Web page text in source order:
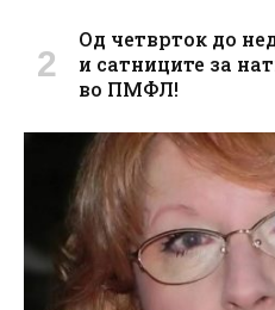
Од четврток до
и сатниците за
во ПМФЛ!